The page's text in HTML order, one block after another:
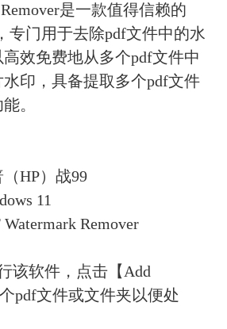
是一款值得信赖的
专门用于去除pdf文件中的水
效免费地从多个pdf文件中
印，具备提取多个pdf文件
。
HP）战99
11
Remover
该软件，点击【Add
pdf文件或文件夹以便处